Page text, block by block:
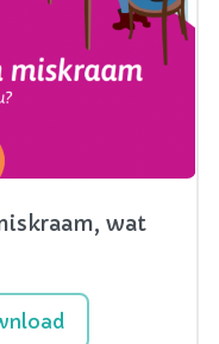
wat